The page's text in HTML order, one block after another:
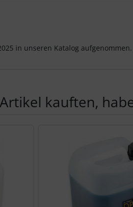
in unseren Katalog aufgenommen.
kauften,